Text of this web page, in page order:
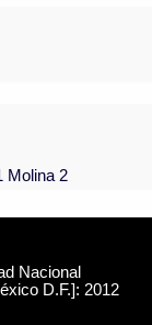
Molina 2
Nacional
D.F.]: 2012